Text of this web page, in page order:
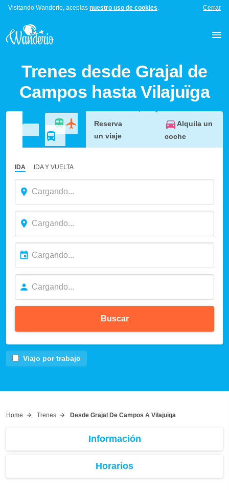
Visitando Wanderio, aceptas nuestro uso de cookies. Cerrar
Trenes desde Grajal de
Campos hasta Vilajuïga
Reserva
un viaje
Alquila un
coche
IDA IDA Y VUELTA
Buscar
Viajo por trabajo
Home Trenes Desde Grajal De Campos A Vilajuïga
Información
Horarios